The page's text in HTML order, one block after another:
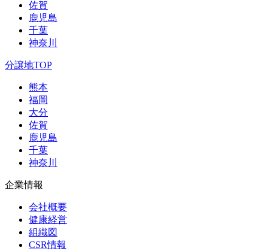
佐賀
鹿児島
千葉
神奈川
分譲地TOP
熊本
福岡
大分
佐賀
鹿児島
千葉
神奈川
企業情報
会社概要
健康経営
組織図
CSR情報